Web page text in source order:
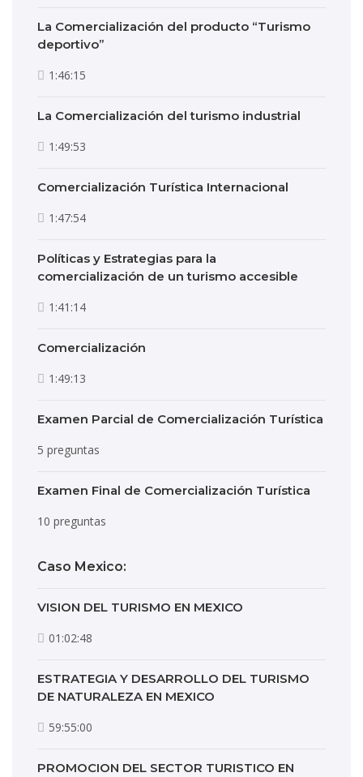
La Comercialización del producto “Turismo
deportivo”
1:46:15
La Comercialización del turismo industrial
1:49:53
Comercialización Turística Internacional
1:47:54
Políticas y Estrategias para la
comercialización de un turismo accesible
1:41:14
Comercialización
1:49:13
Examen Parcial de Comercialización Turística
5 preguntas
Examen Final de Comercialización Turística
10 preguntas
Caso Mexico:
VISION DEL TURISMO EN MEXICO
01:02:48
ESTRATEGIA Y DESARROLLO DEL TURISMO
DE NATURALEZA EN MEXICO
59:55:00
PROMOCION DEL SECTOR TURISTICO EN